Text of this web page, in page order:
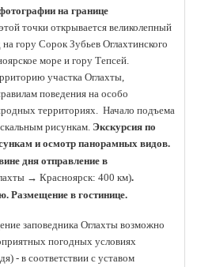
на границе
точки открывается великолепный
гору Сорок Зубьев Оглахтинского
море и гору Тепсей.
участка Оглахты,
поведения на особо
территориях. Начало подъема
рисункам. Экскурсия по
и осмотр панорамных видов.
дня отправление в
→ Красноярск: 400 км).
Размещение в гостинице.
заповедника Оглахты возможно
погодных условиях
- в соответствии с уставом